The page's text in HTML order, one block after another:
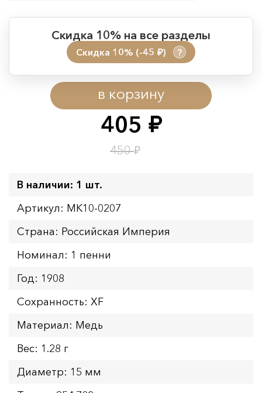
405 руб.
450₽
в корзину
Скидка 10% на все разделы
Скидка 10% (-45 руб.) ?
Период действия акции:
Начало:
08.08.2026 00:01
Окончание:
09.08.2026 23:59
Время до окончания:
В наличии: 1 шт.
Артикул: MK10-0207
Страна: Российская Империя
Номинал: 1 пенни
Год: 1908
Сохранность: XF
Материал: Медь
Вес: 1.28 г
Диаметр: 15 мм